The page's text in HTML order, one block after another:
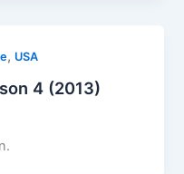
, USA
4 (2013)